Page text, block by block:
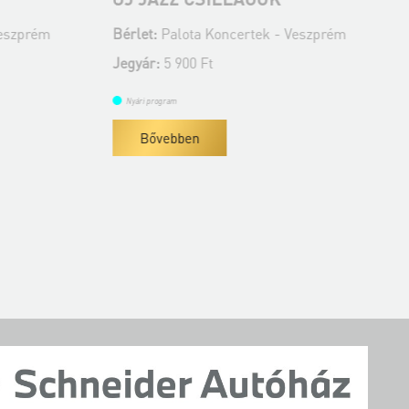
Bérlet:Palota Koncertek - Veszprém
Jegyár:5 900 Ft
Nyári program
Bővebben